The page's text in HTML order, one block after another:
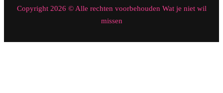
Copyright 2026 © Alle rechten voorbehouden Wat je niet wil
missen